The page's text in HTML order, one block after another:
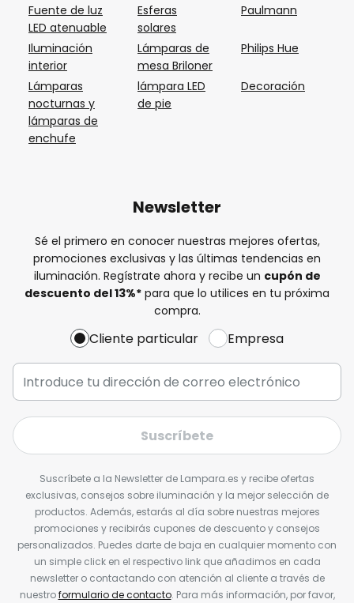
Fuente de luz
LED atenuable
Esferas
solares
Paulmann
Iluminación
interior
Lámparas de
mesa Briloner
Philips Hue
Lámparas
nocturnas y
lámparas de
enchufe
lámpara LED
de pie
Decoración
Newsletter
Sé el primero en conocer nuestras mejores ofertas,
promociones exclusivas y las últimas tendencias en
iluminación. Regístrate ahora y recibe un cupón de
descuento del13%* para que lo utilices en tu próxima
compra.
Cliente particular Empresa
Suscríbete
Suscríbete a la Newsletter de Lampara.es y recibe ofertas
exclusivas, consejos sobre iluminación y la mejor selección de
productos. Además, estarás al día sobre nuestras mejores
promociones y recibirás cupones de descuento y consejos
personalizados. Puedes darte de baja en cualquier momento con
un simple click en el respectivo link que añadimos en cada
newsletter o contactando con atención al cliente a través de
nuestroformulario de contacto. Para más información, por favor,